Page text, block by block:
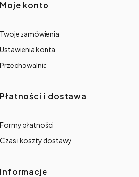
Moje konto
Twoje zamówienia
Ustawienia konta
Przechowalnia
Płatności i dostawa
Formy płatności
Czas i koszty dostawy
Informacje